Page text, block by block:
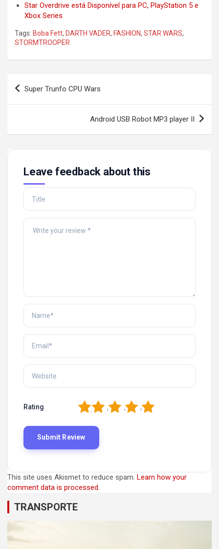
Star Overdrive está Disponível para PC, PlayStation 5 e
Xbox Series
Tags: Boba Fett, DARTH VADER, FASHION, STAR WARS,
STORMTROOPER
Post
navigation
Super Trunfo CPU Wars
Android USB Robot MP3 player II
Leave feedback about this
Rating 5
4
3
2
This site uses Akismet to reduce spam. Learn how your
comment data is processed.
TRANSPORTE